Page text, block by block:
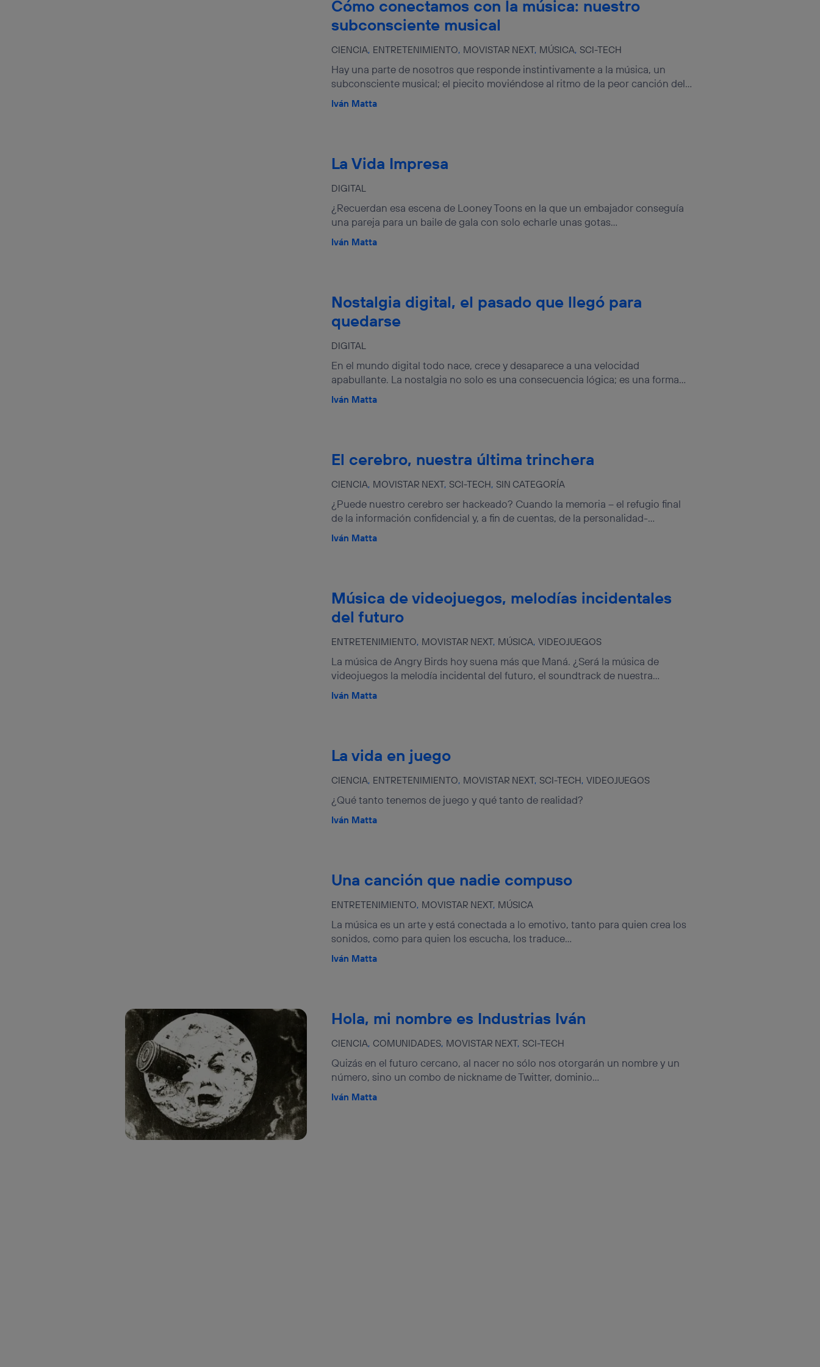
CIENCIA ENTRETENIMIENTO MOVISTAR NEXT MÚSICA SCI-TECH
Cómo conectamos con la música: nuestro
subconsciente musical
Hay una parte de nosotros que responde instintivamente a la música, un
subconsciente musical; el piecito moviéndose al ritmo de la peor canción del...
Iván Matta
DIGITAL
La Vida Impresa
¿Recuerdan esa escena de Looney Toons en la que un embajador conseguía
una pareja para un baile de gala con solo echarle unas gotas...
Iván Matta
DIGITAL
Nostalgia digital, el pasado que llegó para
quedarse
En el mundo digital todo nace, crece y desaparece a una velocidad
apabullante. La nostalgia no solo es una consecuencia lógica; es una forma...
Iván Matta
CIENCIA MOVISTAR NEXT SCI-TECH SIN CATEGORÍA
El cerebro, nuestra última trinchera
¿Puede nuestro cerebro ser hackeado? Cuando la memoria – el refugio final
de la información confidencial y, a fin de cuentas, de la personalidad-...
Iván Matta
ENTRETENIMIENTO MOVISTAR NEXT MÚSICA VIDEOJUEGOS
Música de videojuegos, melodías incidentales
del futuro
La música de Angry Birds hoy suena más que Maná. ¿Será la música de
videojuegos la melodía incidental del futuro, el soundtrack de nuestra...
Iván Matta
CIENCIA ENTRETENIMIENTO MOVISTAR NEXT SCI-TECH VIDEOJUEGOS
La vida en juego
¿Qué tanto tenemos de juego y qué tanto de realidad?
Iván Matta
ENTRETENIMIENTO MOVISTAR NEXT MÚSICA
Una canción que nadie compuso
La música es un arte y está conectada a lo emotivo, tanto para quien crea los
sonidos, como para quien los escucha, los traduce...
Iván Matta
CIENCIA COMUNIDADES MOVISTAR NEXT SCI-TECH
Hola, mi nombre es Industrias Iván
Quizás en el futuro cercano, al nacer no sólo nos otorgarán un nombre y un
número, sino un combo de nickname de Twitter, dominio...
Iván Matta
conecte su dispositivo y consienta el uso de la tecnología recibirá el mismo identificador.
(p. ej., Wi-Fi), el marketing o análisis se
realizará en función de las actividades de navegación de los miembros del hogar que
hayan dado su consentimiento.
datos móviles, el marketing será más personalizado, ya que se basará
Puedes gestionar los consentimientos Utiq seleccionando “Administrar Utiq” en la parte